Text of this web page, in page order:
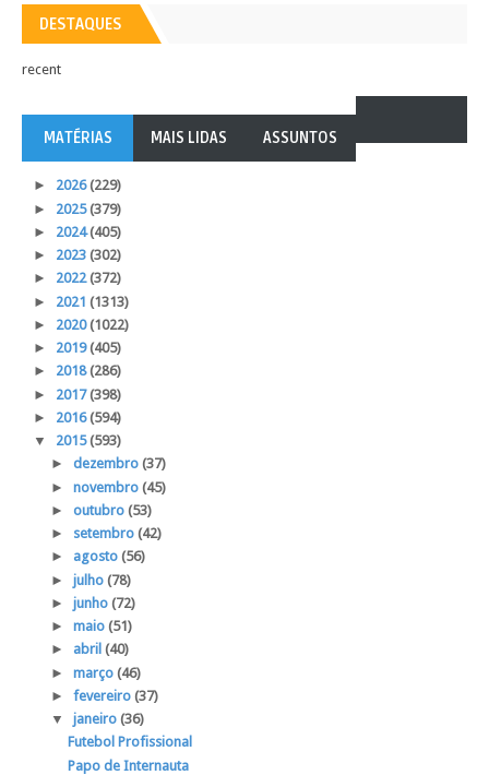
DESTAQUES
recent
MATÉRIAS MAIS LIDAS ASSUNTOS
► 2026(229)
► 2025(379)
► 2024(405)
► 2023 (302)
► 2022(372)
► 2021 (1313)
► 2020(1022)
► 2019(405)
► 2018(286)
► 2017(398)
► 2016(594)
▼ 2015(593)
► dezembro (37)
► novembro (45)
► outubro (53)
► setembro (42)
► agosto (56)
► julho (78)
► junho (72)
► maio (51)
► abril (40)
► março (46)
► fevereiro (37)
▼ janeiro (36)
Futebol Profissional
Papo de Internauta